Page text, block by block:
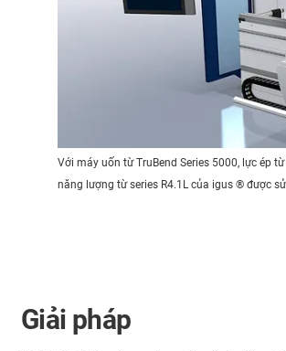
Với máy uốn từ TruBend Series 5000, lực ép
năng lượng từ series R4.1L của igus ® được
Giải pháp